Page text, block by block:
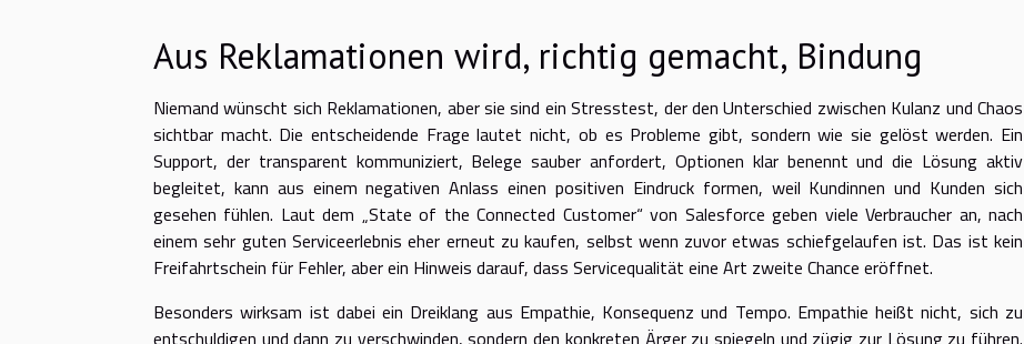
Aus Reklamationen wird, richtig gemacht, Bindung
Niemand wünscht sich Reklamationen, aber sie sind ein Stresstest, der den Unterschied zwischen Kulanz und Chaos
sichtbar macht. Die entscheidende Frage lautet nicht, ob es Probleme gibt, sondern wie sie gelöst werden. Ein
Support, der transparent kommuniziert, Belege sauber anfordert, Optionen klar benennt und die Lösung aktiv
begleitet, kann aus einem negativen Anlass einen positiven Eindruck formen, weil Kundinnen und Kunden sich
gesehen fühlen. Laut dem „State of the Connected Customer“ von Salesforce geben viele Verbraucher an, nach
einem sehr guten Serviceerlebnis eher erneut zu kaufen, selbst wenn zuvor etwas schiefgelaufen ist. Das ist kein
Freifahrtschein für Fehler, aber ein Hinweis darauf, dass Servicequalität eine Art zweite Chance eröffnet.
Besonders wirksam ist dabei ein Dreiklang aus Empathie, Konsequenz und Tempo. Empathie heißt nicht, sich zu
entschuldigen und dann zu verschwinden, sondern den konkreten Ärger zu spiegeln und zügig zur Lösung zu führen.